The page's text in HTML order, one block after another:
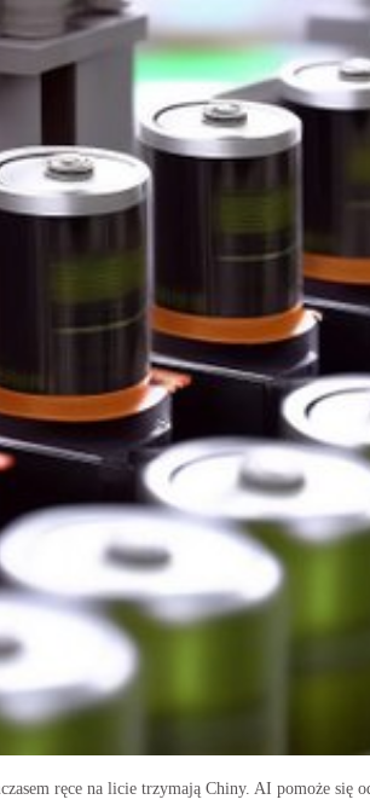
ręce na licie trzymają Chiny. AI pomoże się